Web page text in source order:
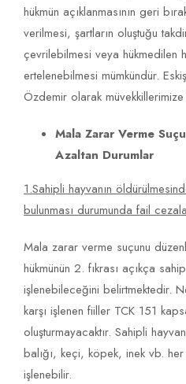
hükmün açıklanmasının geri
verilmesi, şartların oluştuğu
çevrilebilmesi veya hükmedilen
ertelenebilmesi mümkündür.
Özdemir olarak
Mala Zarar Verme
Azaltan Durumlar
1.Sahipli hayvanın
bulunması durumunda fail
Mala zarar verme suçunu
hükmünün 2. fıkrası açıkça
işlenebileceğini belirtmektedir.
karşı işlenen fiiller TCK 151
oluşturmayacaktır. Sahipli
balığı, keçi, köpek, inek vb.
işlenebilir.